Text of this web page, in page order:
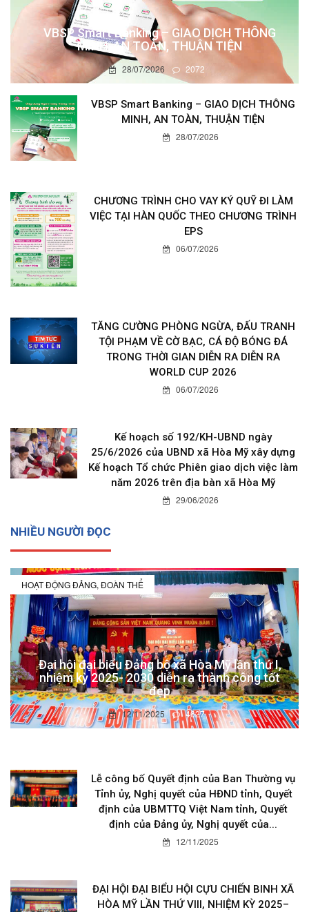
VBSP Smart Banking – GIAO DỊCH THÔNG
MINH, AN TOÀN, THUẬN TIỆN
28/07/2026 2072
VBSP Smart Banking – GIAO DỊCH THÔNG
MINH, AN TOÀN, THUẬN TIỆN
28/07/2026
CHƯƠNG TRÌNH CHO VAY KÝ QUỸ ĐI LÀM
VIỆC TẠI HÀN QUỐC THEO CHƯƠNG TRÌNH
EPS
06/07/2026
TĂNG CƯỜNG PHÒNG NGỪA, ĐẤU TRANH
TỘI PHẠM VỀ CỜ BẠC, CÁ ĐỘ BÓNG ĐÁ
TRONG THỜI GIAN DIỄN RA DIỄN RA
WORLD CUP 2026
06/07/2026
Kế hoạch số 192/KH-UBND ngày
25/6/2026 của UBND xã Hòa Mỹ xây dựng
Kế hoạch Tổ chức Phiên giao dịch việc làm
năm 2026 trên địa bàn xã Hòa Mỹ
29/06/2026
NHIỀU NGƯỜI ĐỌC
HOẠT ĐỘNG ĐẢNG, ĐOÀN THỂ
Đại hội đại biểu Đảng bộ xã Hòa Mỹ lần thứ I,
nhiệm kỳ 2025- 2030 diễn ra thành công tốt
đẹp
12/11/2025 4627
Lễ công bố Quyết định của Ban Thường vụ
Tỉnh ủy, Nghị quyết của HĐND tỉnh, Quyết
định của UBMTTQ Việt Nam tỉnh, Quyết
định của Đảng ủy, Nghị quyết của...
12/11/2025
ĐẠI HỘI ĐẠI BIỂU HỘI CỰU CHIẾN BINH XÃ
HÒA MỸ LẦN THỨ VIII, NHIỆM KỲ 2025–